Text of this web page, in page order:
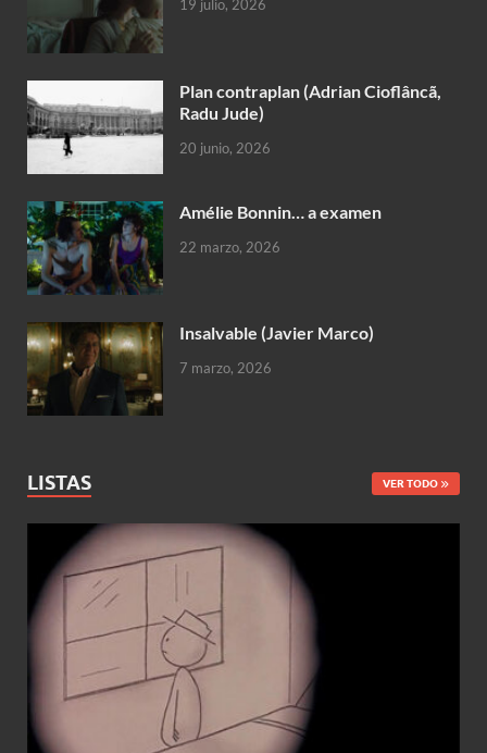
19 julio, 2026
Plan contraplan (Adrian Cioflâncã,
Radu Jude)
20 junio, 2026
Amélie Bonnin… a examen
22 marzo, 2026
Insalvable (Javier Marco)
7 marzo, 2026
LISTAS VER TODO